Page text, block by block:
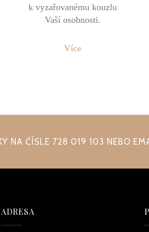
k vyzařovanému kouzlu
Vaší osobnosti.
Více
NA ČÍSLE 728 019 103 NEBO
ADRESA